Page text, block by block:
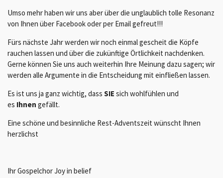
Umso mehr haben wir uns aber über die unglaublich tolle Resonanz
von Ihnen über Facebook oder per Email gefreut!!!
Fürs nächste Jahr werden wir noch einmal gescheit die Köpfe
rauchen lassen und über die zukünftige Örtlichkeit nachdenken.
Gerne können Sie uns auch weiterhin Ihre Meinung dazu sagen; wir
werden alle Argumente in die Entscheidung mit einfließen lassen.
Es ist uns ja ganz wichtig, dass SIE sich wohlfühlen und
es Ihnen gefällt.
Eine schöne und besinnliche Rest-Adventszeit wünscht Ihnen
herzlichst
Ihr Gospelchor Joy in belief